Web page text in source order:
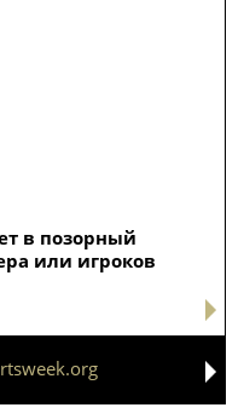
в позорный
или игроков